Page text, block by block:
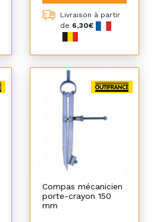
Livraison à partir
de 6,30€
Compas mécanicien
porte-crayon 150
mm